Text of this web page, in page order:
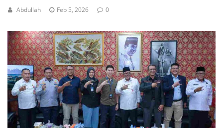
Abdullah Feb 5, 2026 0